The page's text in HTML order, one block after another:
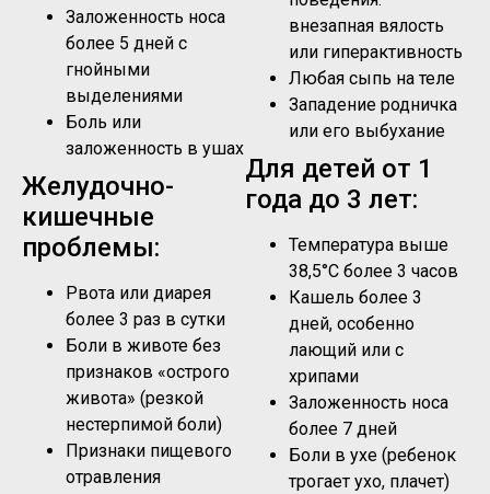
Заложенность носа
более 5 дней с
гнойными
выделениями
Боль или
заложенность в ушах
Желудочно-
кишечные
проблемы:
Рвота или диарея
более 3 раз в сутки
Боли в животе без
признаков «острого
живота» (резкой
нестерпимой боли)
Признаки пищевого
отравления
внезапная вялость
или гиперактивность
Любая сыпь на теле
Западение родничка
или его выбухание
Для детей от 1
года до 3 лет:
Температура выше
38,5°C более 3 часов
Кашель более 3
дней, особенно
лающий или с
хрипами
Заложенность носа
более 7 дней
Боли в ухе (ребенок
трогает ухо, плачет)